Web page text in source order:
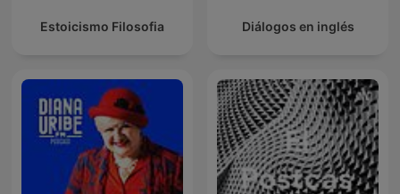
Estoicismo Filosofia Diálogos en inglés